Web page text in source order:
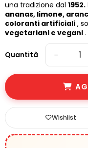
una tradizione dal1952.
ananas, limone,
coloranti artificiali ,
vegetariani e vegani
Quantità −
Wishlist